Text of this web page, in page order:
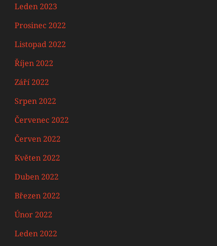
Leden 2023
Prosinec 2022
Listopad 2022
Říjen 2022
Září 2022
Srpen 2022
Červenec 2022
Červen 2022
Květen 2022
Duben 2022
Březen 2022
Únor 2022
Leden 2022